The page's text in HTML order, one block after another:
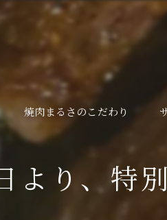
焼肉まるさのこだわり
より、特